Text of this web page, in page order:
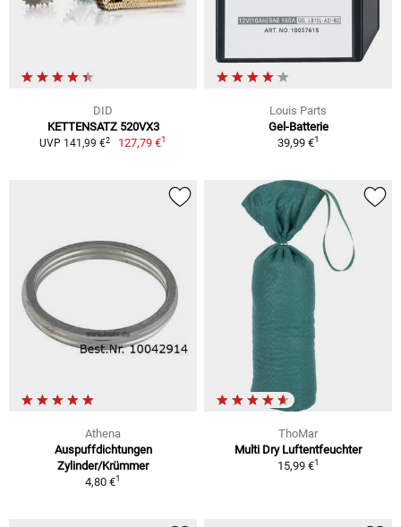
DID
KETTENSATZ 520VX3
UVP 141,99 €2 127,79 €1
Louis Parts
Gel-Batterie
39,99 €1
Athena
Auspuffdichtungen
Zylinder/Krümmer
4,80 €1
ThoMar
Multi Dry Luftentfeuchter
15,99 €1